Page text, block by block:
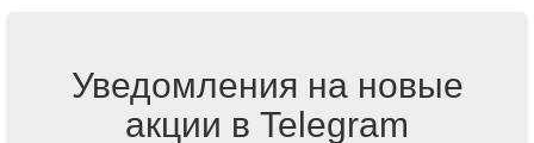
Уведомления на новые
акции в Telegram